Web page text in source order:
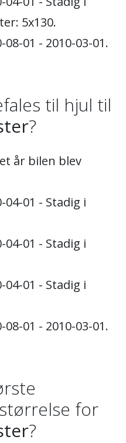
5x130.
01 - 2010-03-01.
til hjul til
?
år bilen blev
01 - Stadig i
01 - Stadig i
01 - Stadig i
01 - 2010-03-01.
for
?